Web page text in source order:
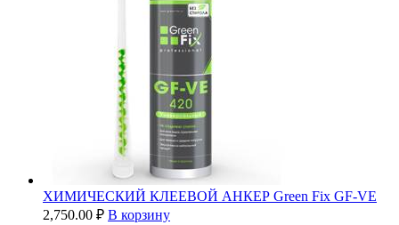
ХИМИЧЕСКИЙ КЛЕЕВОЙ АНКЕР Green Fix GF-VE
2,750.00 ₽ В корзину